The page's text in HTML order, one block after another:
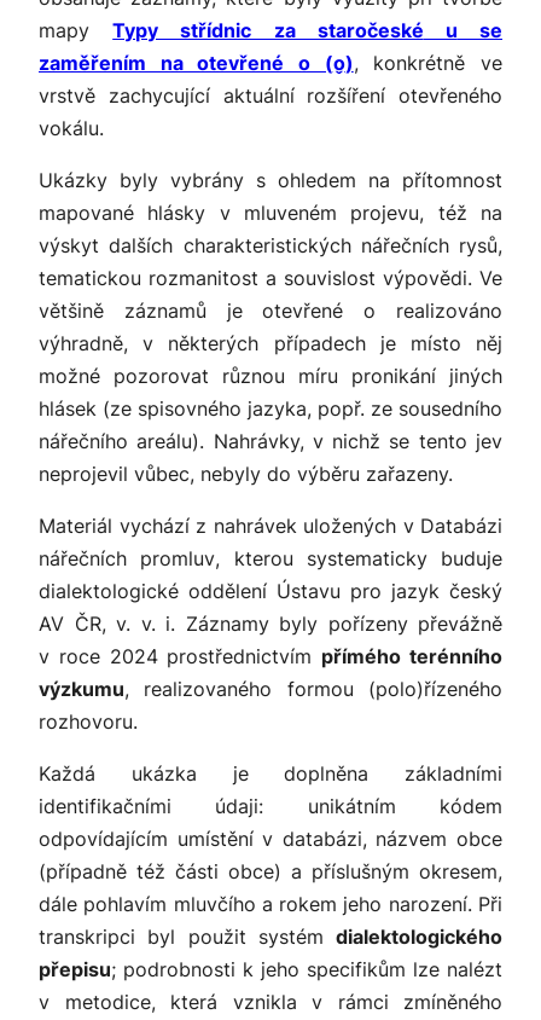
mapyTypy střídnic za staročeské u se
zaměřením na otevřené o (o̬), konkrétně ve
vrstvě zachycující aktuální rozšíření otevřeného
vokálu.
Ukázky byly vybrány s ohledem na přítomnost
mapované hlásky v mluveném projevu, též na
výskyt dalších charakteristických nářečních rysů,
tematickou rozmanitost a souvislost výpovědi. Ve
většině záznamů je otevřenéo realizováno
výhradně, v některých případech je místo něj
možné pozorovat různou míru pronikání jiných
hlásek (ze spisovného jazyka, popř. ze sousedního
nářečního areálu). Nahrávky, v nichž se tento jev
neprojevil vůbec, nebyly do výběru zařazeny.
Materiál vychází z nahrávek uložených v Databázi
nářečních promluv, kterou systematicky buduje
dialektologické oddělení Ústavu pro jazyk český
AV ČR, v. v. i. Záznamy byly pořízeny převážně
v roce 2024 prostřednictvím přímého terénního
výzkumu, realizovaného formou (polo)řízeného
rozhovoru.
Každá ukázka je doplněna základními
identifikačními údaji: unikátním kódem
odpovídajícím umístění v databázi, názvem obce
(případně též části obce) a příslušným okresem,
dále pohlavím mluvčího a rokem jeho narození. Při
transkripci byl použit systém dialektologického
přepisu; podrobnosti k jeho specifikům lze nalézt
v metodice, která vznikla v rámci zmíněného